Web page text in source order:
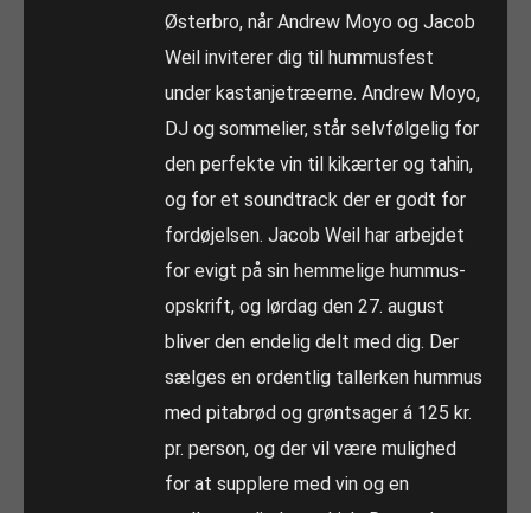
Østerbro, når Andrew Moyo og Jacob
Weil inviterer dig til hummusfest
under kastanjetræerne. Andrew Moyo,
DJ og sommelier, står selvfølgelig for
den perfekte vin til kikærter og tahin,
og for et soundtrack der er godt for
fordøjelsen. Jacob Weil har arbejdet
for evigt på sin hemmelige hummus-
opskrift, og lørdag den 27. august
bliver den endelig delt med dig. Der
sælges en ordentlig tallerken hummus
med pitabrød og grøntsager á 125 kr.
pr. person, og der vil være mulighed
for at supplere med vin og en